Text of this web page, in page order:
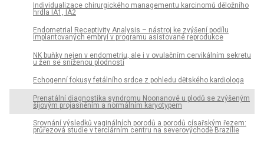
Individualizace chirurgického managementu karcinomů děložního
hrdla IA1, IA2
Endometrial Receptivity Analysis – nástroj ke zvýšení podílu
implantovaných embryí v programu asistované reprodukce
NK buňky nejen v endometriu, ale i v ovulačním cervikálním sekretu
u žen se sníženou plodností
Echogenní fokusy fetálního srdce z pohledu dětského kardiologa
Prenatální diagnostika syndromu Noonanové u plodů se zvýšeným
šíjovým projasněním a normálním karyotypem
Srovnání výsledků vaginálních porodů a porodů císařským řezem:
průřezová studie v terciárním centru na severovýchodě Brazílie